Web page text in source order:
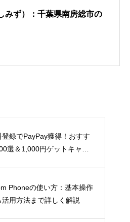
みず）：千葉県南房総市の
登録でPayPay獲得！おすす
選＆1,000円ゲットキャン
Phoneの使い方：基本操作
活用方法まで詳しく解説